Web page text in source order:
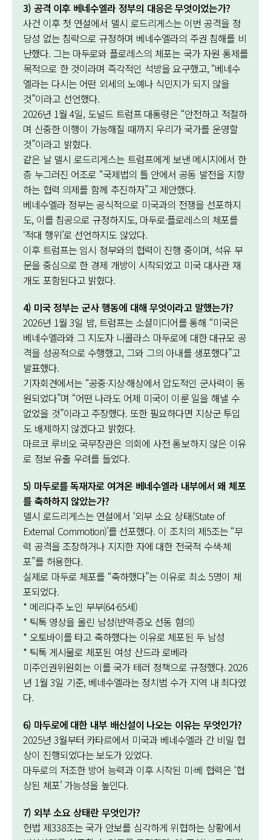
3) 공격 이후 베네수엘라 정부의 대응은 무엇이었는가?
사건 이후 첫 연설에서 델시 로드리게스는 이번 공격을 정
당성 없는 침략으로 규정하며 베네수엘라의 주권 침해를 비
난했다. 그는 마두로와 플로레스의 체포는 국가 자원 통제를
목적으로 한 것이라며 즉각적인 석방을 요구했고, “베네수
엘라는 다시는 어떤 외세의 노예나 식민지가 되지 않을
것”이라고 선언했다.
2026년 1월 4일, 도널드 트럼프 대통령은 “안전하고 적절하
며 신중한 이행이 가능해질 때까지 우리가 국가를 운영할
것”이라고 밝혔다.
같은 날 델시 로드리게스는 트럼프에게 보낸 메시지에서 한
층 누그러진 어조로 “국제법의 틀 안에서 공동 발전을 지향
하는 협력 의제를 함께 추진하자”고 제안했다.
베네수엘라 정부는 공식적으로 미국과의 전쟁을 선포하지
도, 이를 침공으로 규정하지도, 마두로·플로레스의 체포를
‘적대 행위’로 선언하지도 않았다.
이후 트럼프는 임시 정부와의 협력이 진행 중이며, 석유 부
문을 중심으로 한 경제 개방이 시작되었고 미국 대사관 재
개도 포함된다고 밝혔다.
4) 미국 정부는 군사 행동에 대해 무엇이라고 말했는가?
2026년 1월 3일 밤, 트럼프는 소셜미디어를 통해 “미국은
베네수엘라와 그 지도자 니콜라스 마두로에 대한 대규모 공
격을 성공적으로 수행했고, 그와 그의 아내를 생포했다”고
발표했다.
기자회견에서는 “공중·지상·해상에서 압도적인 군사력이 동
원되었다”며 “어떤 나라도 어제 미국이 이룬 일을 해낼 수
없었을 것”이라고 주장했다. 또한 필요하다면 지상군 투입
도 배제하지 않겠다고 밝혔다.
마르코 루비오 국무장관은 의회에 사전 통보하지 않은 이유
로 정보 유출 우려를 들었다.
5) 마두로를 독재자로 여겨온 베네수엘라 내부에서 왜 체포
를 축하하지 않았는가?
델시 로드리게스는 연설에서 ‘외부 소요 상태(State of
External Commotion)’를 선포했다. 이 조치의 제5조는 “무
력 공격을 조장하거나 지지한 자에 대한 전국적 수색·체
포”를 허용한다.
실제로 마두로 체포를 “축하했다”는 이유로 최소 5명이 체
포되었다.
* 메리다주 노인 부부(64·65세)
* 틱톡 영상을 올린 남성(반역·증오 선동 혐의)
* 오토바이를 타고 축하했다는 이유로 체포된 두 남성
* 틱톡 게시물로 체포된 여성 산드라 로베라
미주인권위원회는 이를 국가 테러 정책으로 규정했다. 2026
년 1월 3일 기준, 베네수엘라는 정치범 수가 지역 내 최다였
다.
6) 마두로에 대한 내부 배신설이 나오는 이유는 무엇인가?
2025년 3월부터 카타르에서 미국과 베네수엘라 간 비밀 협
상이 진행되었다는 보도가 있었다.
마두로의 저조한 방어 능력과 이후 시작된 미·베 협력은 ‘협
상된 체포’ 가능성을 높인다.
7) 외부 소요 상태란 무엇인가?
헌법 제338조는 국가 안보를 심각하게 위협하는 상황에서